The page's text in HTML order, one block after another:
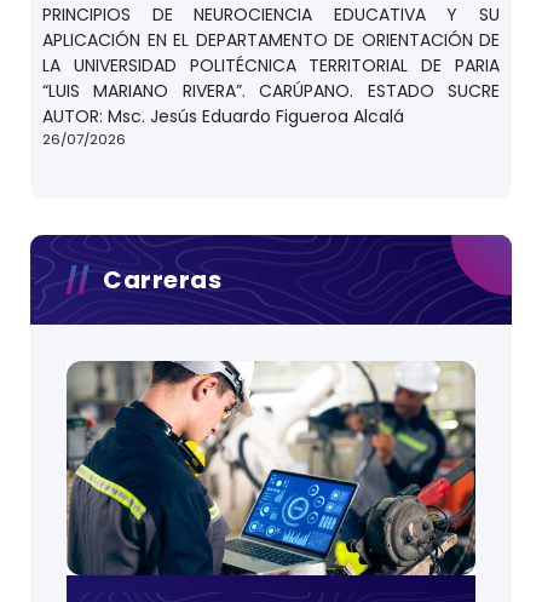
PRINCIPIOS DE NEUROCIENCIA EDUCATIVA Y SU
APLICACIÓN EN EL DEPARTAMENTO DE ORIENTACIÓN DE
LA UNIVERSIDAD POLITÉCNICA TERRITORIAL DE PARIA
“LUIS MARIANO RIVERA”. CARÚPANO. ESTADO SUCRE
AUTOR: Msc. Jesús Eduardo Figueroa Alcalá
26/07/2026
Carreras